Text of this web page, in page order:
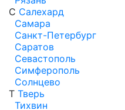
С Салехард
Самара
Санкт-Петербург
Саратов
Севастополь
Симферополь
Солнцево
Т Тверь
Тихвин